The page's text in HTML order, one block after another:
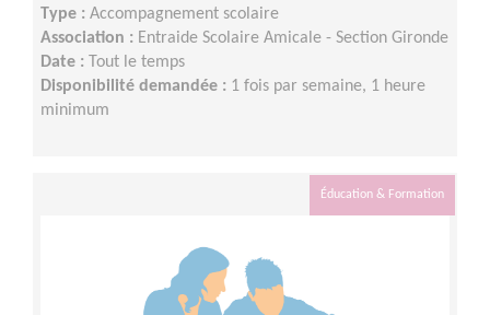
Type : Accompagnement scolaire
Association : Entraide Scolaire Amicale - Section Gironde
Date :
Tout le temps
Disponibilité demandée : 1 fois par semaine, 1 heure
minimum
Éducation & Formation